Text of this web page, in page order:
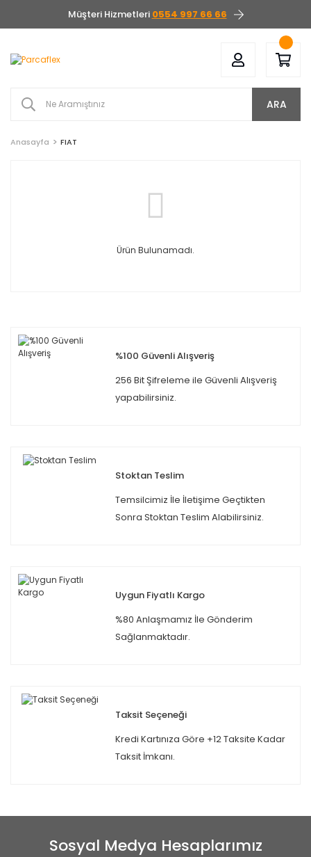
Müşteri Hizmetleri 0554 997 66 66
ARA
Anasayfa FIAT
Ürün Bulunamadı.
%100 Güvenli Alışveriş
256 Bit Şifreleme ile Güvenli Alışveriş
yapabilirsiniz.
Stoktan Teslim
Temsilcimiz İle İletişime Geçtikten
Sonra Stoktan Teslim Alabilirsiniz.
Uygun Fiyatlı Kargo
%80 Anlaşmamız İle Gönderim
Sağlanmaktadır.
Taksit Seçeneği
Kredi Kartınıza Göre +12 Taksite Kadar
Taksit İmkanı.
Sosyal Medya Hesaplarımız